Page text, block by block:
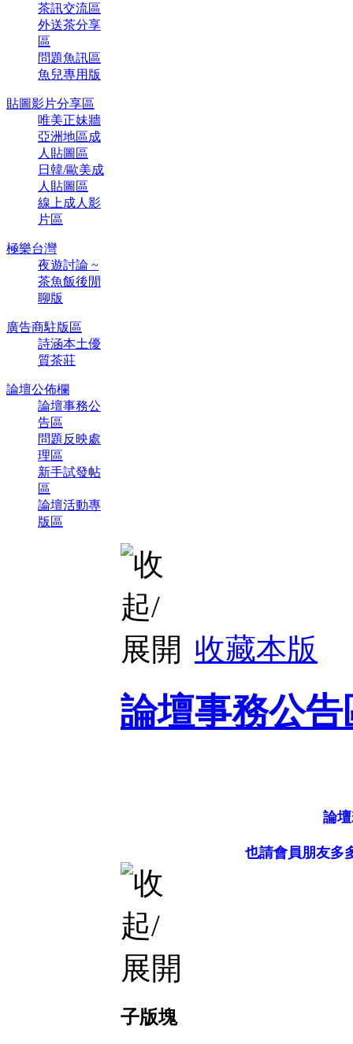
茶訊交流區
外送茶分享
區
問題魚訊區
魚兒專用版
貼圖影片分享區
唯美正妹牆
亞洲地區成
人貼圖區
日韓/歐美成
人貼圖區
線上成人影
片區
極樂台灣
夜遊討論 ~
茶魚飯後閒
聊版
廣告商駐版區
詩涵本土優
質茶莊
論壇公佈欄
論壇事務公
告區
問題反映處
理區
新手試發帖
區
論壇活動專
版區
收藏本版
論壇事務公告
論
也請會員朋友多
子版塊